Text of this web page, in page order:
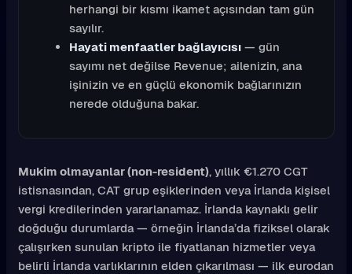
herhangi bir kısmı ikamet açısından tam gün
sayılır.
Hayati menfaatler bağlayıcısı— gün
sayımı net değilse Revenue; ailenizin, ana
işinizin ve en güçlü ekonomik bağlarınızın
nerede olduğuna bakar.
Mukim olmayanlar (non-resident), yıllık €1.270 CGT
istisnasından, CAT grup eşiklerinden veya İrlanda kişisel
vergi kredilerinden yararlanamaz. İrlanda kaynaklı gelir
doğduğu durumlarda — örneğin İrlanda’da fiziksel olarak
çalışırken sunulan kripto ile fiyatlanan hizmetler veya
belirli İrlanda varlıklarının elden çıkarılması — ilk eurodan